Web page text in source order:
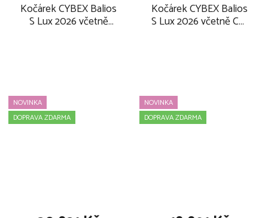
Kočárek CYBEX Balios
S Lux 2026 včetně
Kočárek CYBEX Balios
S Lux 2026 včetně Cot
NOVINKA
DOPRAVA ZDARMA
NOVINKA
DOPRAVA ZDARMA